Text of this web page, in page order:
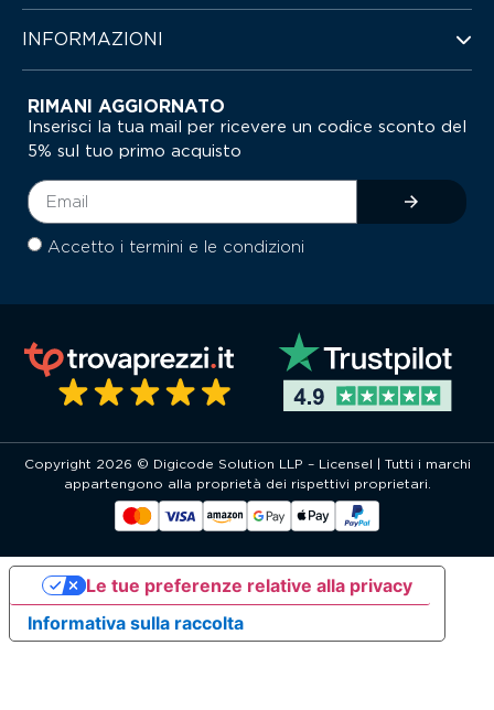
INFORMAZIONI
RIMANI AGGIORNATO
Inserisci la tua mail per ricevere un codice sconto del
5% sul tuo primo acquisto
Accetto i termini e le condizioni
Copyright 2026 © Digicode Solution LLP – Licensel | Tutti i marchi
appartengono alla proprietà dei rispettivi proprietari.
Informativa sulla raccolta
Le tue preferenze relative alla privacy